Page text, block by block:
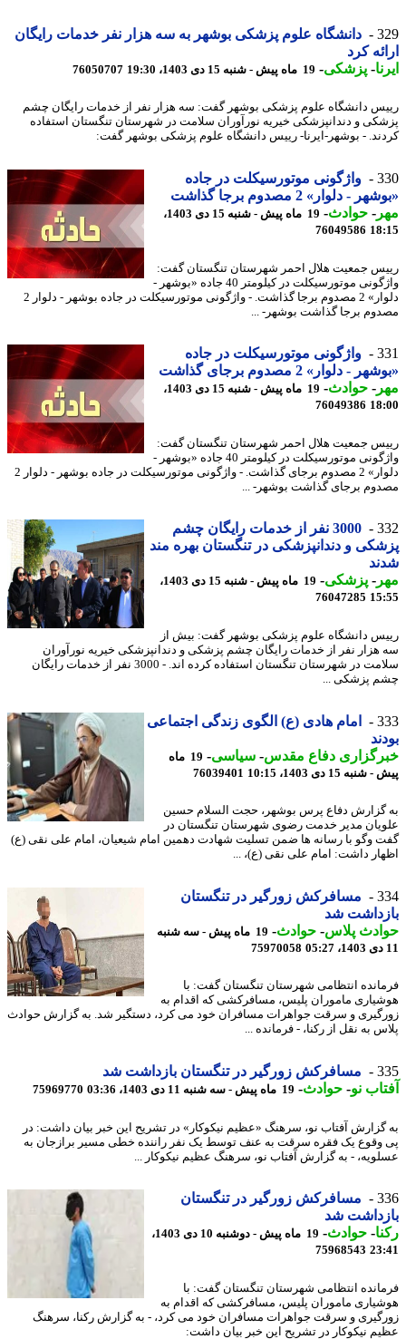
دانشگاه علوم پزشکی بوشهر به سه هزار نفر خدمات رایگان
کرد
-پزشکی-19 ماه پیش - شنبه 15 دی 1403، 19:30 76050707
دانشگاه علوم پزشکی بوشهر گفت: سه هزار نفر از خدمات رایگان چشم
و دندانپزشکی خیریه نورآوران سلامت در شهرستان تنگستان استفاده
- بوشهر-ایرنا- رییس دانشگاه علوم پزشکی بوشهر گفت:
واژگونی موتورسیکلت در جاده
- دلوار» 2 مصدوم برجا گذاشت
-حوادث -
19 ماه پیش - شنبه 15 دی 1403،
76049586
جمعیت هلال احمر شهرستان تنگستان گفت:
واژگونی موتورسیکلت در کیلومتر 40 جاده «بوشهر -
دلوار» 2 مصدوم برجا گذاشت. - واژگونی موتورسیکلت در جاده بوشهر - دلوار 2
برجا گذاشت بوشهر- ...
واژگونی موتورسیکلت در جاده
- دلوار» 2 مصدوم برجای گذاشت
-حوادث -
19 ماه پیش - شنبه 15 دی 1403،
76049386
جمعیت هلال احمر شهرستان تنگستان گفت:
واژگونی موتورسیکلت در کیلومتر 40 جاده «بوشهر -
دلوار» 2 مصدوم برجای گذاشت. - واژگونی موتورسیکلت در جاده بوشهر - دلوار 2
برجای گذاشت بوشهر- ...
3000 نفر از خدمات رایگان چشم
و دندانپزشکی در تنگستان بهره مند
-پزشکی-
19 ماه پیش - شنبه 15 دی 1403،
76047285
دانشگاه علوم پزشکی بوشهر گفت: بیش از
نفر از خدمات رایگان چشم پزشکی و دندانپزشکی خیریه نورآوران
سلامت در شهرستان تنگستان استفاده کرده اند. - 3000 نفر از خدمات رایگان
پزشکی ...
امام هادی (ع) الگوی زندگی اجتماعی
دفاع مقدس-سیاسی-
19 ماه
15 دی 1403، 10:15
76039401
دفاع پرس بوشهر، حجت السلام حسین
مدیر خدمت رضوی شهرستان تنگستان در
وگو با رسانه ها ضمن تسلیت شهادت دهمین امام شیعیان، امام علی نقی (ع)
داشت: امام علی نقی (ع)، ...
مسافرکش زورگیر در تنگستان
شد
پلاس-حوادث -
19 ماه پیش - سه شنبه
75970058
انتظامی شهرستان تنگستان گفت: با
ماموران پلیس، مسافرکشی که اقدام به
و سرقت جواهرات مسافران خود می کرد، دستگیر شد. به گزارش حوادث
به نقل از رکنا، - فرمانده ...
مسافرکش زورگیر در تنگستان بازداشت شد
نو- حوادث -19 ماه پیش - سه شنبه 11 دی 1403، 03:36 75969770
آفتاب نو، سرهنگ «عظیم نیکوکار» در تشریح این خبر بیان داشت: در
یک فقره سرقت به عنف توسط یک نفر راننده خطی مسیر برازجان به
- به گزارش آفتاب نو، سرهنگ عظیم نیکوکار ...
مسافرکش زورگیر در تنگستان
شد
-حوادث -
19 ماه پیش - دوشنبه 10 دی 1403،
75968543
انتظامی شهرستان تنگستان گفت: با
ماموران پلیس، مسافرکشی که اقدام به
و سرقت جواهرات مسافران خود می کرد، - به گزارش رکنا، سرهنگ
نیکوکار در تشریح این خبر بیان داشت: